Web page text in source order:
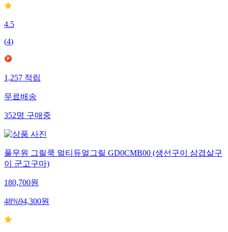
4.5
(4)
1,257적립
무료배송
352명구매중
풀무원 그릴쿡 멀티듀얼그릴 GD0CMB00 (생선구이 삼겹살구
이 군고구마)
180,700원
48%94,300원